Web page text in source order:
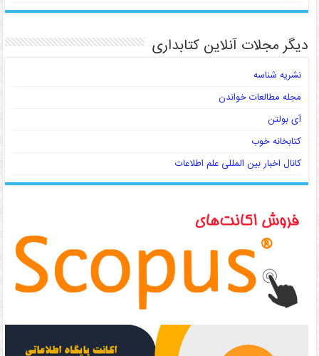
دیگر مجلات آنلاین کتابداری
نشریه شناسه
مجله مطالعات خواندن
آی بولتن
کتابخانه خوب
کانال اخبار بین المللی علم اطلاعات